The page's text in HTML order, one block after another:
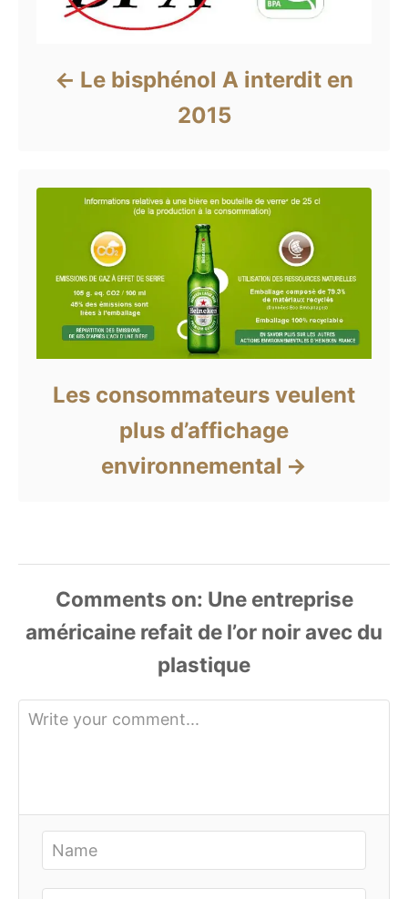
Le bisphénol A interdit en
2015
Les consommateurs veulent
plus d’affichage
environnemental
Comments